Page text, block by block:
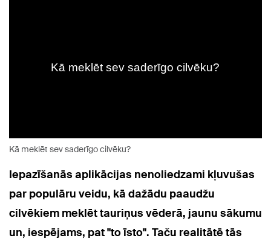
Kā meklēt sev saderīgo cilvēku?
Iepazīšanās aplikācijas nenoliedzami kļuvušas
par populāru veidu, kā dažādu paaudžu
cilvēkiem meklēt tauriņus vēderā, jaunu sākumu
un, iespējams, pat "to īsto". Taču realitātē tās